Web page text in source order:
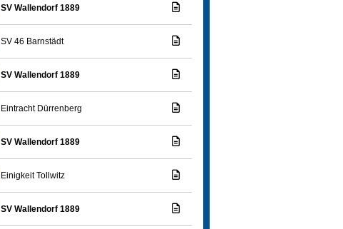
SV Wallendorf 1889
SV 46 Barnstädt
SV Wallendorf 1889
Eintracht Dürrenberg
SV Wallendorf 1889
Einigkeit Tollwitz
SV Wallendorf 1889